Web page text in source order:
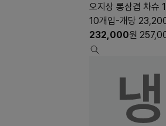
오지상 롱삼겹 차슈
10개입-개당
232,000원